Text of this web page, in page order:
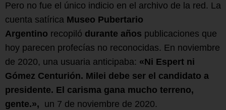
Pero no fue el único indicio en el archivo de la red. La
cuenta satírica Museo Pubertario
Argentino recopiló durante años publicaciones que
hoy parecen profecías no reconocidas. En noviembre
de 2020, una usuaria anticipaba: «Ni Espert ni
Gómez Centurión. Milei debe ser el candidato a
presidente. El carisma gana mucho terreno,
gente.», un 7 de noviembre de 2020.